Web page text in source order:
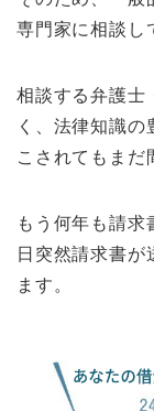
専門家に相談し
相談する弁護士
く、法律知識
こされてもまだ
もう何年も請求
日突然請求書が
ます。